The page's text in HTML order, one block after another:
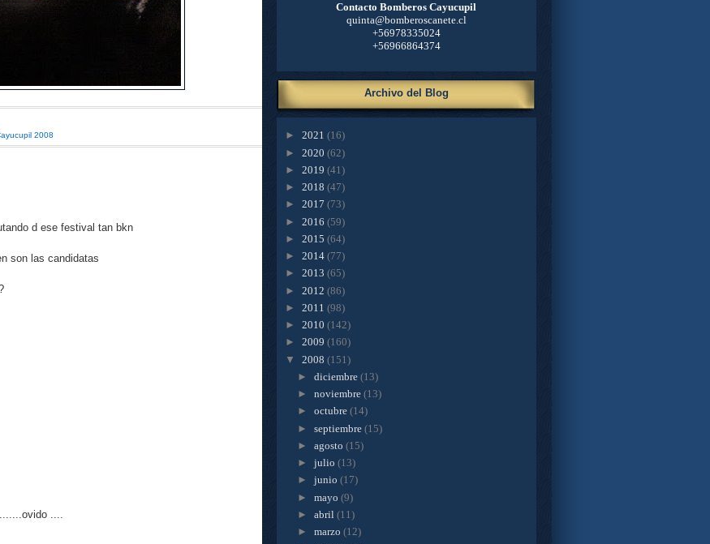
2008
d ese festival tan bkn
son las candidatas
....
Contacto Bomberos Cayucupil
quinta@bomberoscanete.cl
+56978335024
+56966864374
Archivo del Blog
► 2021 (16)
► 2020 (62)
► 2019 (41)
► 2018 (47)
► 2017 (73)
► 2016 (59)
► 2015 (64)
► 2014 (77)
► 2013 (65)
► 2012 (86)
► 2011 (98)
► 2010 (142)
► 2009 (160)
▼ 2008 (151)
►diciembre(13)
►noviembre(13)
►octubre(14)
►septiembre(15)
►agosto(15)
►julio(13)
►junio(17)
►mayo(9)
►abril(11)
►marzo(12)